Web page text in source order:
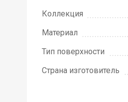
Коллекция
Материал
Тип поверхности
Страна изготовитель